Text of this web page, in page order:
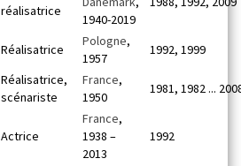
réalisatrice
1940-2019
Réalisatrice
Pologne,
1957
1992, 1999
Réalisatrice,
scénariste
France,
1950
1981, 1982 ...
Actrice
France,
1938 –
2013
1992